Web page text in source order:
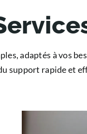
adaptés à vos
support rapide et